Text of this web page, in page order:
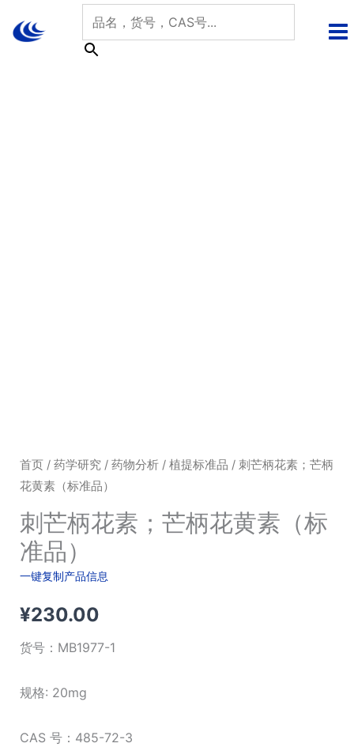
首页/ 药学研究/ 药物分析/ 植提标准品 / 刺芒柄花素；芒柄
花黄素（标准品）
刺芒柄花素；芒柄花黄素（标
准品）
一键复制产品信息
¥230.00
货号： MB1977-1
规格: 20mg
CAS 号：485-72-3